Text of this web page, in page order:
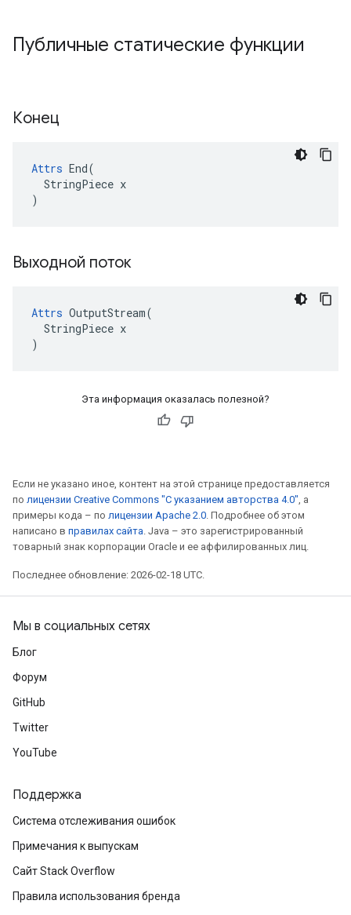
Публичные статические функции
Конец
Attrs End(
  StringPiece x
)
Выходной поток
Attrs OutputStream(
  StringPiece x
)
Эта информация оказалась полезной?
Если не указано иное, контент на этой странице предоставляется
по лицензии Creative Commons "С указанием авторства 4.0", а
примеры кода – по лицензии Apache 2.0. Подробнее об этом
написано в правилах сайта. Java – это зарегистрированный
товарный знак корпорации Oracle и ее аффилированных лиц.
Последнее обновление: 2026-02-18 UTC.
Мы в социальных сетях
Блог
Форум
GitHub
Twitter
YouTube
Поддержка
Система отслеживания ошибок
Примечания к выпускам
Сайт Stack Overflow
Правила использования бренда